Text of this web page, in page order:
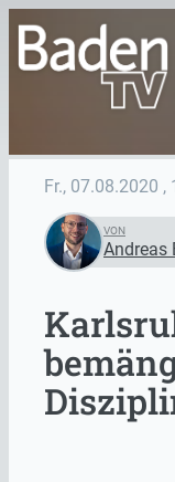
Fr., 07.08.2020 ,
VON
Andreas